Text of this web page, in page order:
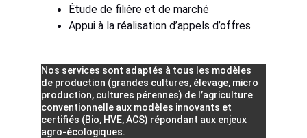
Nos services sont adaptés à tous les modèles
de production (grandes cultures, élevage, micro
production, cultures pérennes) de l’agriculture
conventionnelle aux modèles innovants et
certifiés (Bio, HVE, ACS) répondant aux enjeux
agro-écologiques.
Étude de filière et de marché
Appui à la réalisation d’appels d’offres